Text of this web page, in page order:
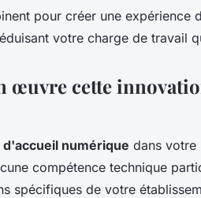
pour créer une expérience
votre charge de travail
œuvre cette
numérique dans votre
compétence technique
spécifiques de votre